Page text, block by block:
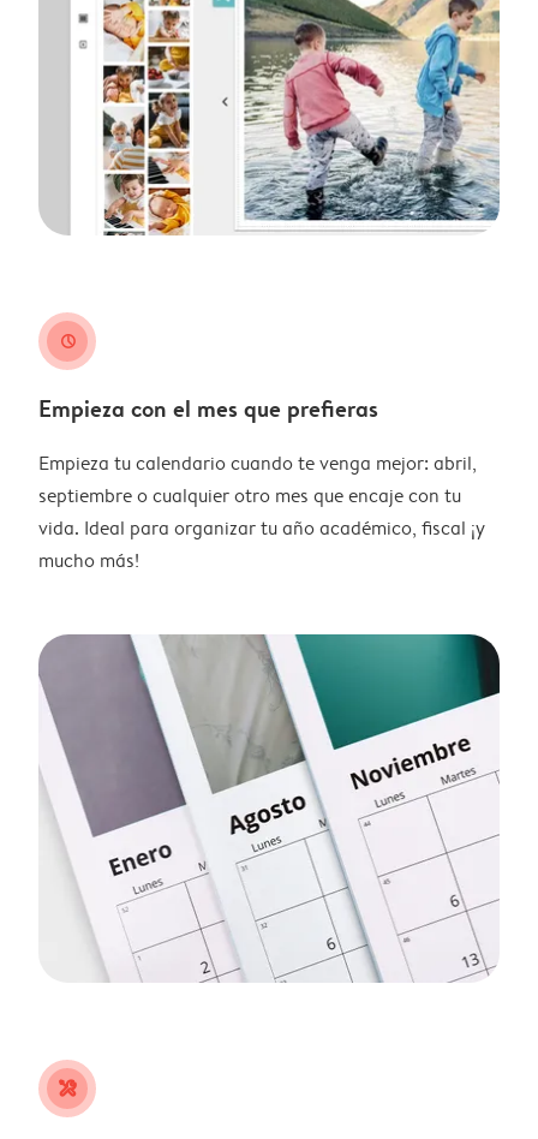
clock
Empieza con el mes que prefieras
Empieza tu calendario cuando te venga mejor: abril,
septiembre o cualquier otro mes que encaje con tu
vida. Ideal para organizar tu año académico, fiscal ¡y
mucho más!
tools